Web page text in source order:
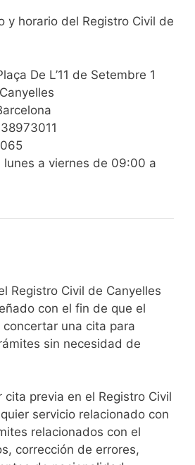
y horario del Registro Civil de
De L’11 de Setembre 1
lunes a viernes de 09:00 a
Registro Civil de Canyelles
con el fin de que el
una cita para
sin necesidad de
cita previa en el Registro Civil
servicio relacionado con
relacionados con el
corrección de errores,